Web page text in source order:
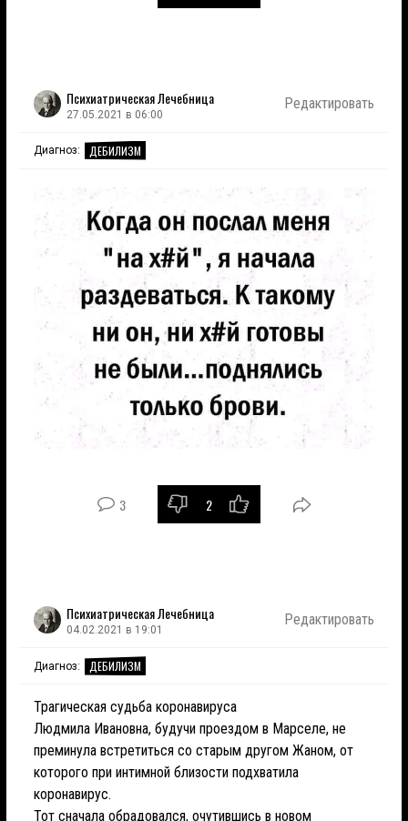
Психиатрическая Лечебница
27.05.2021 в 06:00
Редактировать
Диагноз: ДЕБИЛИЗМ
3 2
Психиатрическая Лечебница
04.02.2021 в 19:01
Редактировать
Диагноз: ДЕБИЛИЗМ
Трагическая судьба коронавируса
Людмила Ивановна, будучи проездом в Марселе, не
преминула встретиться со старым другом Жаном, от
которого при интимной близости подхватила
коронавирус.
Тот сначала обрадовался, очутившись в новом